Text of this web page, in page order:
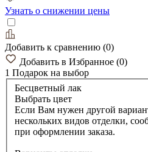
Узнать о снижении цены
Добавить к сравнению (0)
Добавить в Избранное (0)
1 Подарок на выбор
Бесцветный лак
Выбрать цвет
Если Вам нужен другой
нескольких видов отделки,
при оформлении заказа.